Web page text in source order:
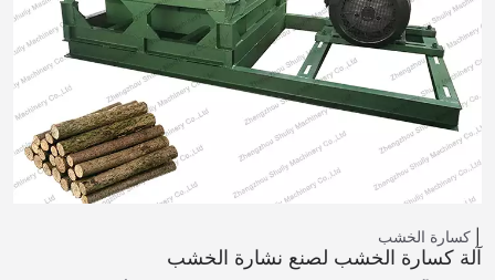
كسارة الخشب
آلة كسارة الخشب لصنع نشارة الخشب